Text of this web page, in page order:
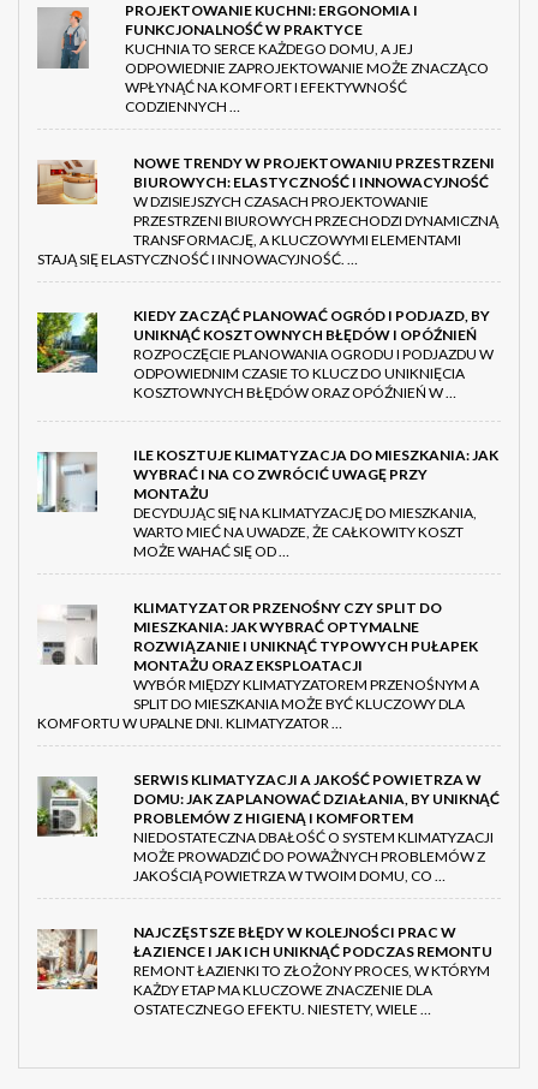
PROJEKTOWANIE KUCHNI: ERGONOMIA I
FUNKCJONALNOŚĆ W PRAKTYCE
KUCHNIA TO SERCE KAŻDEGO DOMU, A JEJ
ODPOWIEDNIE ZAPROJEKTOWANIE MOŻE ZNACZĄCO
WPŁYNĄĆ NA KOMFORT I EFEKTYWNOŚĆ
CODZIENNYCH …
NOWE TRENDY W PROJEKTOWANIU PRZESTRZENI
BIUROWYCH: ELASTYCZNOŚĆ I INNOWACYJNOŚĆ
W DZISIEJSZYCH CZASACH PROJEKTOWANIE
PRZESTRZENI BIUROWYCH PRZECHODZI DYNAMICZNĄ
TRANSFORMACJĘ, A KLUCZOWYMI ELEMENTAMI
STAJĄ SIĘ ELASTYCZNOŚĆ I INNOWACYJNOŚĆ. …
KIEDY ZACZĄĆ PLANOWAĆ OGRÓD I PODJAZD, BY
UNIKNĄĆ KOSZTOWNYCH BŁĘDÓW I OPÓŹNIEŃ
ROZPOCZĘCIE PLANOWANIA OGRODU I PODJAZDU W
ODPOWIEDNIM CZASIE TO KLUCZ DO UNIKNIĘCIA
KOSZTOWNYCH BŁĘDÓW ORAZ OPÓŹNIEŃ W …
ILE KOSZTUJE KLIMATYZACJA DO MIESZKANIA: JAK
WYBRAĆ I NA CO ZWRÓCIĆ UWAGĘ PRZY
MONTAŻU
DECYDUJĄC SIĘ NA KLIMATYZACJĘ DO MIESZKANIA,
WARTO MIEĆ NA UWADZE, ŻE CAŁKOWITY KOSZT
MOŻE WAHAĆ SIĘ OD …
KLIMATYZATOR PRZENOŚNY CZY SPLIT DO
MIESZKANIA: JAK WYBRAĆ OPTYMALNE
ROZWIĄZANIE I UNIKNĄĆ TYPOWYCH PUŁAPEK
MONTAŻU ORAZ EKSPLOATACJI
WYBÓR MIĘDZY KLIMATYZATOREM PRZENOŚNYM A
SPLIT DO MIESZKANIA MOŻE BYĆ KLUCZOWY DLA
KOMFORTU W UPALNE DNI. KLIMATYZATOR …
SERWIS KLIMATYZACJI A JAKOŚĆ POWIETRZA W
DOMU: JAK ZAPLANOWAĆ DZIAŁANIA, BY UNIKNĄĆ
PROBLEMÓW Z HIGIENĄ I KOMFORTEM
NIEDOSTATECZNA DBAŁOŚĆ O SYSTEM KLIMATYZACJI
MOŻE PROWADZIĆ DO POWAŻNYCH PROBLEMÓW Z
JAKOŚCIĄ POWIETRZA W TWOIM DOMU, CO …
NAJCZĘSTSZE BŁĘDY W KOLEJNOŚCI PRAC W
ŁAZIENCE I JAK ICH UNIKNĄĆ PODCZAS REMONTU
REMONT ŁAZIENKI TO ZŁOŻONY PROCES, W KTÓRYM
KAŻDY ETAP MA KLUCZOWE ZNACZENIE DLA
OSTATECZNEGO EFEKTU. NIESTETY, WIELE …